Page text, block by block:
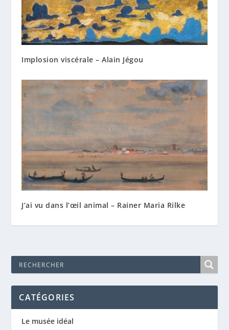
Implosion viscérale – Alain Jégou
J’ai vu dans l’œil animal – Rainer Maria Rilke
CATÉGORIES
Le musée idéal